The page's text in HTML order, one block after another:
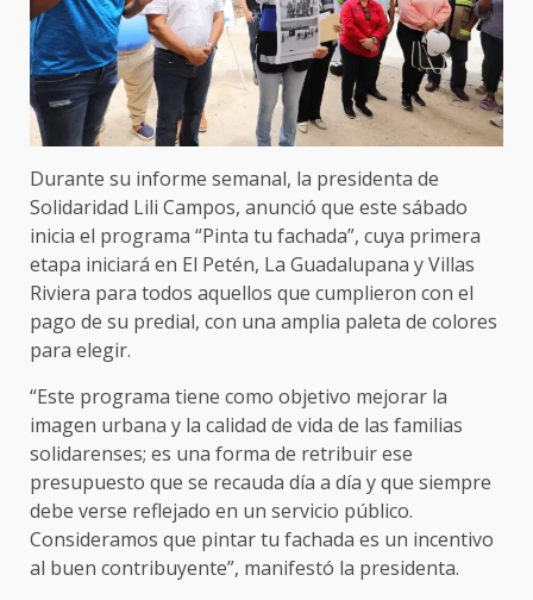
Durante su informe semanal, la presidenta de
Solidaridad Lili Campos, anunció que este sábado
inicia el programa “Pinta tu fachada”, cuya primera
etapa iniciará en El Petén, La Guadalupana y Villas
Riviera para todos aquellos que cumplieron con el
pago de su predial, con una amplia paleta de colores
para elegir.
“Este programa tiene como objetivo mejorar la
imagen urbana y la calidad de vida de las familias
solidarenses; es una forma de retribuir ese
presupuesto que se recauda día a día y que siempre
debe verse reflejado en un servicio público.
Consideramos que pintar tu fachada es un incentivo
al buen contribuyente”, manifestó la presidenta.